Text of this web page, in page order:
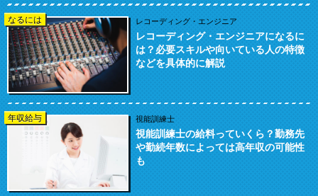
なるには レコーディング・エンジニア
レコーディング・エンジニアになるに
は？必要スキルや向いている人の特徴
などを具体的に解説
年収給与 視能訓練士
視能訓練士の給料っていくら？勤務先
や勤続年数によっては高年収の可能性
も